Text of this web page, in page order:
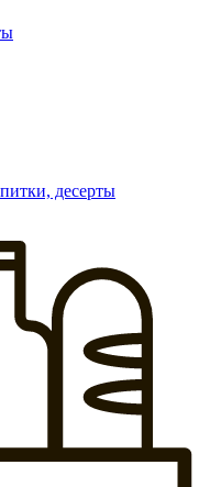
десерты